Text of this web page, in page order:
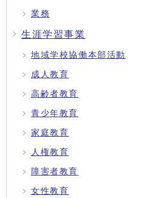
業務
生涯学習事業
地域学校協働本部活動
成人教育
高齢者教育
青少年教育
家庭教育
人権教育
障害者教育
女性教育